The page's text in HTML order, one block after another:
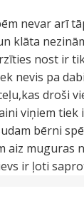
nevar arī
klāta
nost ir
nevis pa
droši
viņiem tiek
bērni
aiz muguras
ir ļoti